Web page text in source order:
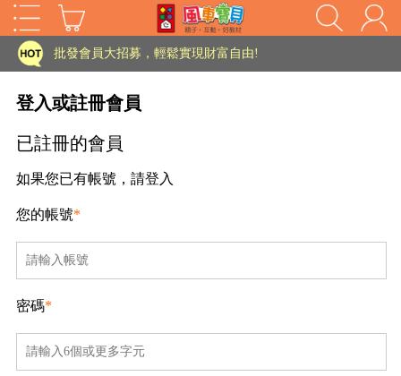
家長樂了!「風車書版集團暨FOOD超人企業總部」目前正興建中!
批發會員大招募，輕鬆實現財富自由!
登入或註冊會員
已註冊的會員
如果您已有帳號，請登入
您的帳號*
密碼*